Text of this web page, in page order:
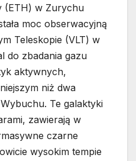
(ETH) w Zurychu
moc obserwacyjną
Teleskopie (VLT) w
do zbadania gazu
aktywnych,
niż dwa
Te galaktyki
zawierają w
czarne
wysokim tempie